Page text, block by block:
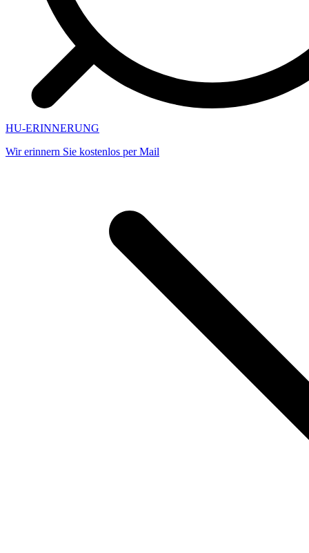
HU-ERINNERUNG
Wir erinnern Sie kostenlos per Mail